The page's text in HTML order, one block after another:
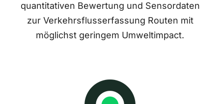
quantitativen Bewertung und Sensordaten
zur Verkehrsflusserfassung Routen mit
möglichst geringem Umweltimpact.